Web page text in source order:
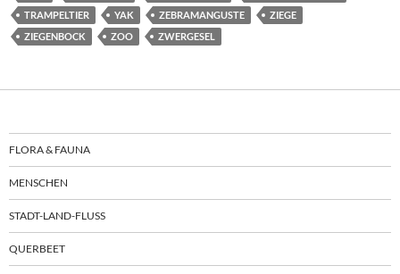
TRAMPELTIER
YAK ZEBRAMANGUSTE
ZIEGE
ZIEGENBOCK
ZOO ZWERGESEL
FLORA & FAUNA
MENSCHEN
STADT-LAND-FLUSS
QUERBEET